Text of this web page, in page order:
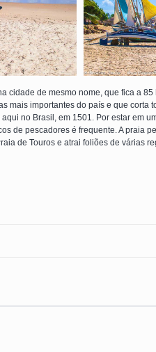
cidade de mesmo nome, que fica a 85
mais importantes do país e que corta
no Brasil, em 1501. Por estar em
de pescadores é frequente. A praia
de Touros e atrai foliões de várias